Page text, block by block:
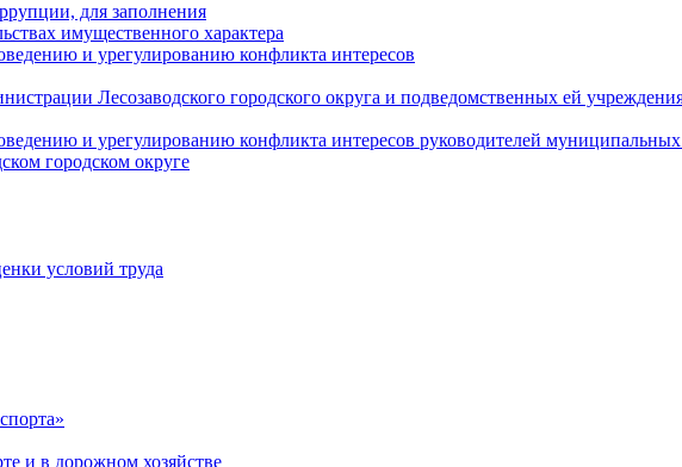
для заполнения
имущественного характера
и урегулированию конфликта интересов
Лесозаводского городского округа и подведомственных ей
и урегулированию конфликта интересов руководителей
городском округе
условий труда
и в дорожном хозяйстве